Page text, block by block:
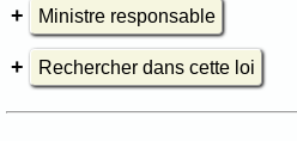
Ministre responsable
Rechercher dans cette loi